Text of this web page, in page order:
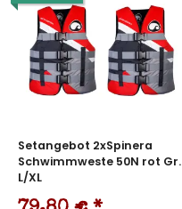
Setangebot 2xSpinera
Schwimmweste 50N rot Gr.
L/XL